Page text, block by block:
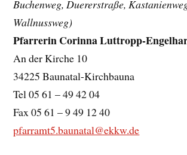
Buchenweg, Duererstraße,
Wallnussweg)
Pfarrerin Corinna Luttropp-
An der Kirche 10
34225 Baunatal-Kirchbauna
Tel 05 61 – 49 42 04
Fax 05 61 – 9 49 12 40
pfarramt5.baunatal@ekkw.de